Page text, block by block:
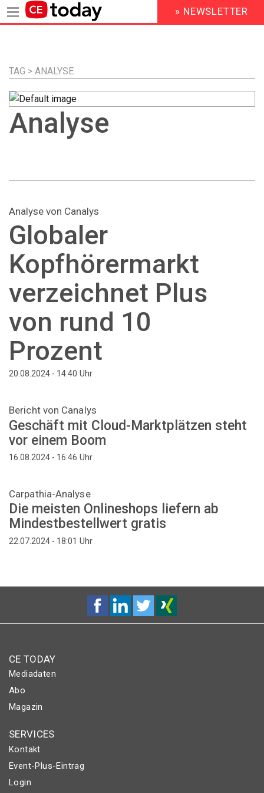
Inhalt
HEADER
MENU
» NEWSLETTER
TAG > ANALYSE
Analyse
Analyse von Canalys
Globaler
Kopfhörermarkt
verzeichnet Plus
von rund 10
Prozent
20.08.2024 - 14:40 Uhr
Bericht von Canalys
Geschäft mit Cloud-Marktplätzen steht
vor einem Boom
16.08.2024 - 16:46 Uhr
Carpathia-Analyse
Die meisten Onlineshops liefern ab
Mindestbestellwert gratis
22.07.2024 - 18:01 Uhr
CE TODAY
Mediadaten
Abo
Magazin
SERVICES
Kontakt
Event-Plus-Eintrag
Login